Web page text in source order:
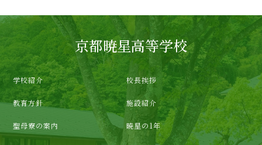
京都暁星高等学校
学校紹介 校長挨拶
教育方針 施設紹介
聖母寮の案内 暁星の1年